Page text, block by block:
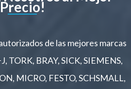
Precio!
de las mejores marcas
TORK, BRAY, SICK, SIEMENS,
MICRO, FESTO, SCHSMALL,